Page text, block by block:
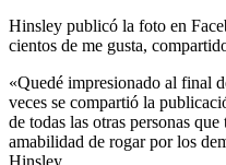
Hinsley publicó la foto en
cientos de me gusta,
«Quedé impresionado al final
veces se compartió la
de todas las otras personas
amabilidad de rogar por los
Hinsley.